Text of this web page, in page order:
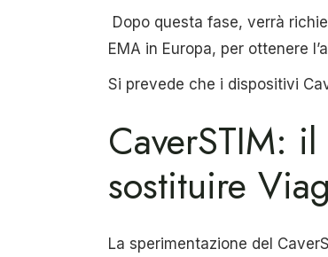
Dopo questa fase, verrà
EMA in Europa, per ottenere
Si prevede che i dispositivi
CaverSTIM:
sostituire
La sperimentazione del